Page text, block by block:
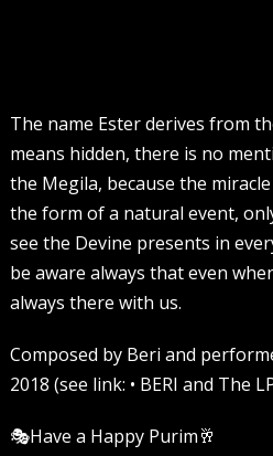
The name Ester derives from
means hidden, there is no
the Megila, because the
the form of a natural event,
see the Devine presents in
be aware always that even
always there with us.
Composed by Beri and
2018 (see link: • BERI and The
🎭Have a Happy Purim🥂